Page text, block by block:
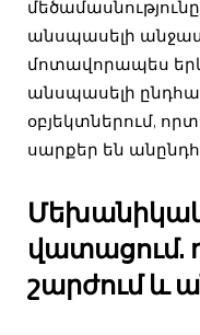
անսպասելի
մոտավորապես
անսպասելի
օբյեկտներում,
սարքեր են
վատացում.
շարժում և